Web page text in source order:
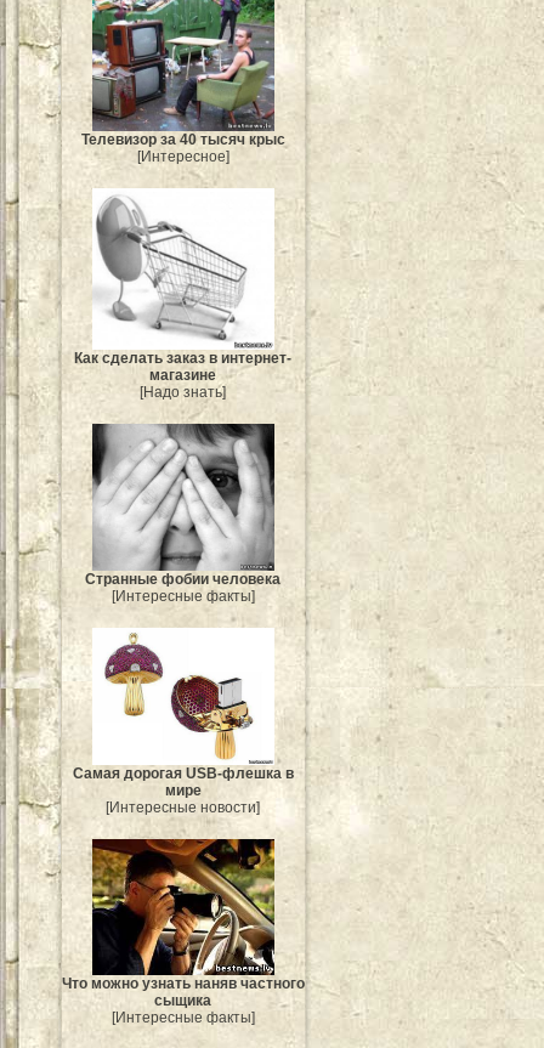
Телевизор за 40 тысяч крыс
[Интересное]
Как сделать заказ в интернет-
магазине
[Надо знать]
Странные фобии человека
[Интересные факты]
Самая дорогая USB-флешка в
мире
[Интересные новости]
Что можно узнать наняв частного
сыщика
[Интересные факты]